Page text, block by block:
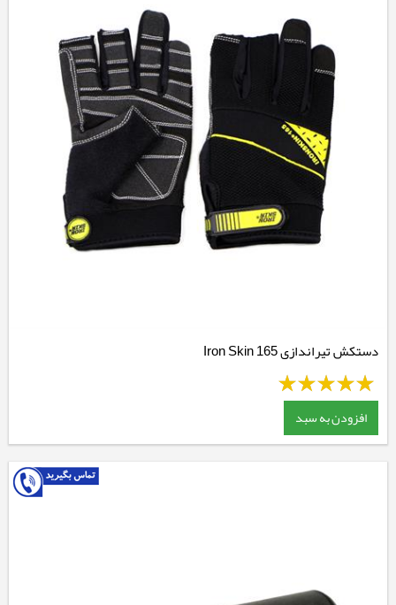
دستکش تیراندازی Iron Skin 165
افزودن به سبد